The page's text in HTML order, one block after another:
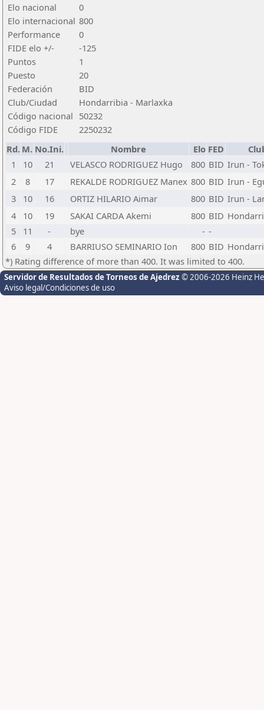
Elo nacional
0
Elo internacional 800
Performance
0
FIDE elo +/-
-125
Puntos
1
Puesto
20
Federación
BID
Club/Ciudad
Hondarribia - Marlaxka
Código nacional 50232
Código FIDE
2250232
Rd. M. No.Ini. Nombre Elo FED
1
10 21 VELASCO RODRIGUEZ Hugo 800 BID Irun -
2
8 17 REKALDE RODRIGUEZ Manex 800 BID Irun -
3
10 16 ORTIZ HILARIO Aimar 800 BID Irun -
4
10 19 SAKAI CARDA Akemi 800 BID
5
11 - bye - -
6
9 4 BARRIUSO SEMINARIO Ion 800 BID
*) Rating difference of more than 400. It was limited to 400.
Servidor de Resultados de Torneos de Ajedrez © 2006-2026 Heinz
Aviso legal/Condiciones de uso